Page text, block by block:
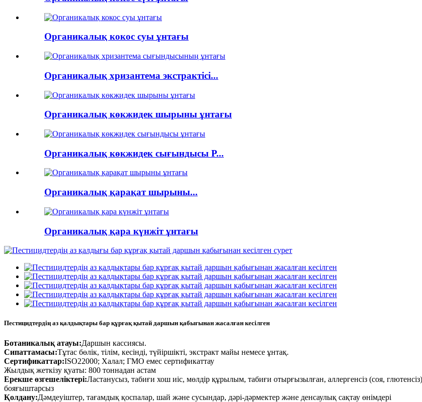
Органикалық кокос суы ұнтағы
Органикалық хризантема экстрактісі...
Органикалық көкжидек шырыны ұнтағы
Органикалық көкжидек сығындысы P...
Органикалық қарақат шырыны...
Органикалық қара күнжіт ұнтағы
Пестицидтердің аз қалдықтары бар құрғақ қытай даршын қабығынан жасалған кесілген
Ботаникалық атауы:Даршын кассиясы.
Сипаттамасы:Тұтас бөлік, тілім, кесінді, түйіршікті, экстракт майы немесе ұнтақ.
Сертификаттар:ISO22000; Халал; ГМО емес сертификаттау
Жылдық жеткізу қуаты: 800 тоннадан астам
Ерекше өзгешеліктері:Ластанусыз, табиғи хош иіс, мөлдір құрылым, табиғи отырғызылған, аллергенсіз (соя,
бояғыштарсыз
Қолдану:Дәмдеуіштер, тағамдық қоспалар, шай және сусындар, дәрі-дәрмектер және денсаулық сақтау өнімдері